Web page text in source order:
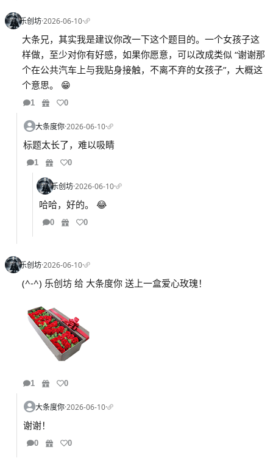
乐创坊·2026-06-10·
大条兄，其实我是建议你改一下这个题目的。一个女孩子这
样做，至少对你有好感，如果你愿意，可以改成类似 “谢谢那
个在公共汽车上与我贴身接触，不离不弃的女孩子”，大概这
个意思。 😁
1 0
大条度你·2026-06-10·
标题太长了，难以吸睛
1 0
乐创坊·2026-06-10·
哈哈，好的。 😂
0 0
乐创坊·2026-06-10·
(^-^) 乐创坊 给 大条度你 送上一盒爱心玫瑰！
1 0
大条度你·2026-06-10·
谢谢！
0 0